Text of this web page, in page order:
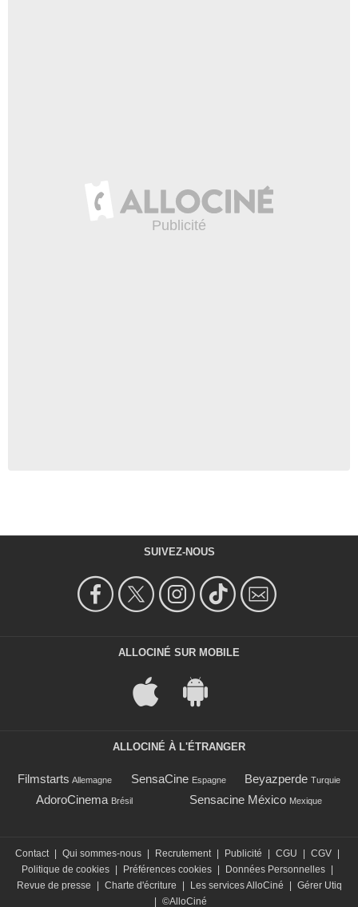
SUIVEZ-NOUS
ALLOCINÉ SUR MOBILE
ALLOCINÉ À L'ÉTRANGER
Filmstarts Allemagne SensaCine Espagne Beyazperde Turquie
AdoroCinema Brésil Sensacine México Mexique
Contact Qui sommes-nous Recrutement Publicité CGU CGV
Politique de cookies
Préférences cookies Données Personnelles
Revue de presse
Charte d'écriture Les services AlloCiné
Gérer Utiq
©AlloCiné